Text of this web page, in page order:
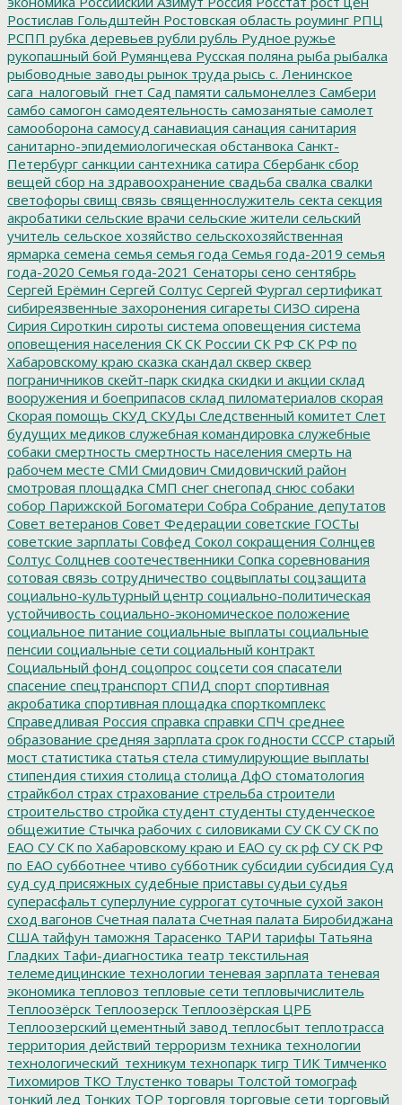
Ростислав Гольдштейн Ростовская область роуминг РПЦ
РСПП рубка деревьев рубли рубль Рудное ружье
рукопашный бой Румянцева Русская поляна рыба рыбалка
рыбоводные заводы рынок труда рысь с. Ленинское
сага_налоговый_гнет Сад памяти сальмонеллез Самбери
самбо самогон самодеятельность самозанятые самолет
самооборона самосуд санавиация санация санитария
санитарно-эпидемиологическая обстанвока Санкт-
Петербург санкции сантехника сатира Сбербанк сбор
вещей сбор на здравоохранение свадьба свалка свалки
светофоры свищ связь священнослужитель секта секция
акробатики сельские врачи сельские жители сельский
учитель сельское хозяйство сельскохозяйственная
ярмарка семена семья семья года Семья года-2019 семья
года-2020 Семья года-2021 Сенаторы сено сентябрь
Сергей Ерёмин Сергей Солтус Сергей Фургал сертификат
сибиреязвенные захоронения сигареты СИЗО сирена
Сирия Сироткин сироты система оповещения система
оповещения населения СК СК России СК РФ СК РФ по
Хабаровскому краю сказка скандал сквер сквер
пограничников скейт-парк скидка скидки и акции склад
вооружения и боеприпасов склад пиломатериалов скорая
Скорая помощь СКУД СКУДы Следственный комитет Слет
будущих медиков служебная командировка служебные
собаки смертность смертность населения смерть на
рабочем месте СМИ Смидович Смидовичский район
смотровая площадка СМП снег снегопад снюс собаки
собор Парижской Богоматери Собра Собрание депутатов
Совет ветеранов Совет Федерации советские ГОСТы
советские зарплаты Совфед Сокол сокращения Солнцев
Солтус Солцнев соотечественники Сопка соревнования
сотовая связь сотрудничество соцвыплаты соцзащита
социально-культурный центр социально-политическая
устойчивость социально-экономическое положение
социальное питание социальные выплаты социальные
пенсии социальные сети социальный контракт
Социальный фонд соцопрос соцсети соя спасатели
спасение спецтранспорт СПИД спорт спортивная
акробатика спортивная площадка спорткомплекс
Справедливая Россия справка справки СПЧ среднее
образование средняя зарплата срок годности СССР старый
мост статистика статья стела стимулирующие выплаты
стипендия стихия столица столица ДфО стоматология
страйкбол страх страхование стрельба строители
строительство стройка студент студенты студенческое
общежитие Стычка рабочих с силовиками СУ СК СУ СК по
ЕАО СУ СК по Хабаровскому краю и ЕАО су ск рф СУ СК РФ
по ЕАО субботнее чтиво субботник субсидии субсидия Суд
суд суд присяжных судебные приставы судьи судья
суперасфальт суперлуние суррогат суточные сухой закон
сход вагонов Счетная палата Счетная палата Биробиджана
США тайфун таможня Тарасенко ТАРИ тарифы Татьяна
Гладких Тафи-диагностика театр текстильная
телемедицинские технологии теневая зарплата теневая
экономика тепловоз тепловые сети тепловычислитель
Теплоозёрск Теплоозерск Теплоозёрская ЦРБ
Теплоозерский цементный завод теплосбыт теплотрасса
территория действий терроризм техника технологии
технологический_техникум технопарк тигр ТИК Тимченко
Тихомиров ТКО Тлустенко товары Толстой томограф
тонкий лед Тонких ТОР торговля торговые сети торговый